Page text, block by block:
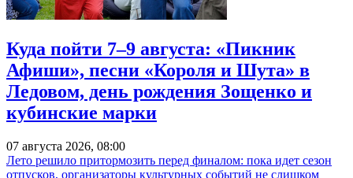
Куда пойти 7–9 августа: «Пикник
Афиши», песни «Короля и Шута» в
Ледовом, день рождения Зощенко и
кубинские марки
07 августа 2026, 08:00
Лето решило притормозить перед финалом: пока идет сезон
отпусков, организаторы культурных событий не слишком